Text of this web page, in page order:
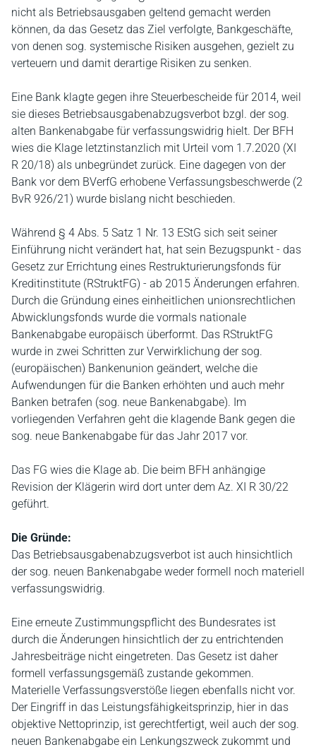
nicht als Betriebsausgaben geltend gemacht werden
können, da das Gesetz das Ziel verfolgte, Bankgeschäfte,
von denen sog. systemische Risiken ausgehen, gezielt zu
verteuern und damit derartige Risiken zu senken.
Eine Bank klagte gegen ihre Steuerbescheide für 2014, weil
sie dieses Betriebsausgabenabzugsverbot bzgl. der sog.
alten Bankenabgabe für verfassungswidrig hielt. Der BFH
wies die Klage letztinstanzlich mit Urteil vom 1.7.2020 (XI
R 20/18) als unbegründet zurück. Eine dagegen von der
Bank vor dem BVerfG erhobene Verfassungsbeschwerde (2
BvR 926/21) wurde bislang nicht beschieden.
Während § 4 Abs. 5 Satz 1 Nr. 13 EStG sich seit seiner
Einführung nicht verändert hat, hat sein Bezugspunkt - das
Gesetz zur Errichtung eines Restrukturierungsfonds für
Kreditinstitute (RStruktFG) - ab 2015 Änderungen erfahren.
Durch die Gründung eines einheitlichen unionsrechtlichen
Abwicklungsfonds wurde die vormals nationale
Bankenabgabe europäisch überformt. Das RStruktFG
wurde in zwei Schritten zur Verwirklichung der sog.
(europäischen) Bankenunion geändert, welche die
Aufwendungen für die Banken erhöhten und auch mehr
Banken betrafen (sog. neue Bankenabgabe). Im
vorliegenden Verfahren geht die klagende Bank gegen die
sog. neue Bankenabgabe für das Jahr 2017 vor.
Das FG wies die Klage ab. Die beim BFH anhängige
Revision der Klägerin wird dort unter dem Az. XI R 30/22
geführt.
Die Gründe:
Das Betriebsausgabenabzugsverbot ist auch hinsichtlich
der sog. neuen Bankenabgabe weder formell noch materiell
verfassungswidrig.
Eine erneute Zustimmungspflicht des Bundesrates ist
durch die Änderungen hinsichtlich der zu entrichtenden
Jahresbeiträge nicht eingetreten. Das Gesetz ist daher
formell verfassungsgemäß zustande gekommen.
Materielle Verfassungsverstöße liegen ebenfalls nicht vor.
Der Eingriff in das Leistungsfähigkeitsprinzip, hier in das
objektive Nettoprinzip, ist gerechtfertigt, weil auch der sog.
neuen Bankenabgabe ein Lenkungszweck zukommt und